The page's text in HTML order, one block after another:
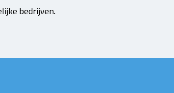
bedrijven.